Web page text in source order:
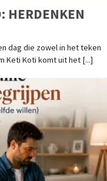
HERDENKEN
dag die zowel in het teken
Keti Koti komt uit het [...]